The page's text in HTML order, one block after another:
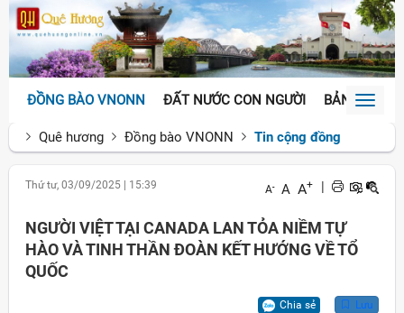
ĐỒNG BÀO VNONN ĐẤT NƯỚC CON NGƯỜI BẢN SẮCToggle
Quê hương
Đồng bào VNONN Tin cộng đồng
Thứ tư, 03/09/2025 15:39 A- A A+
NGƯỜI VIỆT TẠI CANADA LAN TỎA NIỀM TỰ
HÀO VÀ TINH THẦN ĐOÀN KẾT HƯỚNG VỀ TỔ
QUỐC
Chia sẻ Lưu